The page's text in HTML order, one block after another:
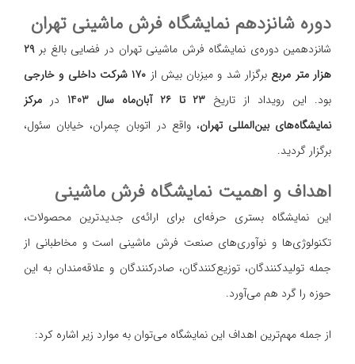
دوره شانزدهم نمایشگاه فرش ماشینی تهران
شانزدهمین دوره‌ی نمایشگاه فرش ماشینی تهران در فضایی بالغ بر۲۹
هزار متر مربع برگزار شد و میزبان بیش از ۱۷۰ شرکت داخلی و خارجی
بود. این رویداد از تاریخ ۲۳ تا ۲۶ آبان‌ماه سال 1403 درمرکز
نمایشگاه‌های بین‌المللی تهران، واقع در اتوبان چمران، خیابان سئول،
برگزار گردید.
اهداف و اهمیت نمایشگاه فرش ماشینی
این نمایشگاه بستری حرفه‌ای برای ارائه‌ی جدیدترین محصولات،
تکنولوژی‌ها و نوآوری‌های صنعت فرش ماشینی است و مخاطبانی از
جمله تولیدکنندگان، توزیع‌کنندگان، صادرکنندگان و علاقه‌مندان به این
حوزه را گرد هم می‌آورد.
از جمله مهم‌ترین اهداف این نمایشگاه می‌توان به موارد زیر اشاره کرد: